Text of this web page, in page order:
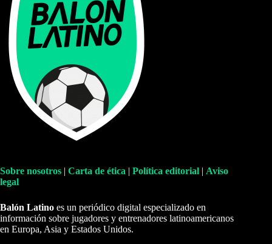
Sobre nosotros | Carta de ética | Política editorial | Aviso
legal
Balón Latino es un periódico digital especializado en
información sobre jugadores y entrenadores latinoamericanos
en Europa, Asia y Estados Unidos.